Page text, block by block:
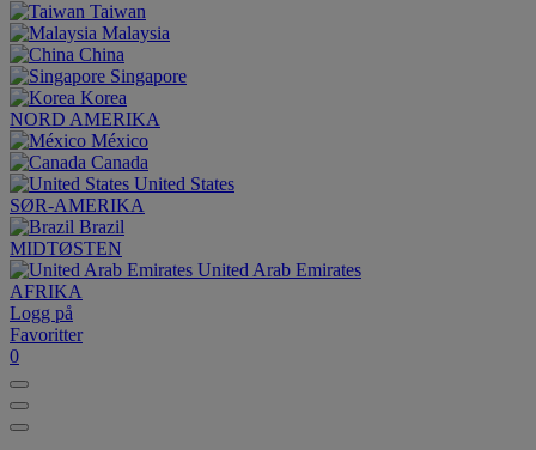
Taiwan
Malaysia
China
Singapore
Korea
NORD AMERIKA
México
Canada
United States
SØR-AMERIKA
Brazil
MIDTØSTEN
United Arab Emirates
AFRIKA
Logg på
Favoritter
0